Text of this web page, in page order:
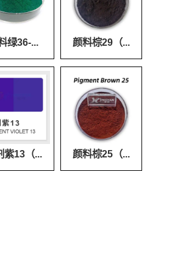
绿36-... 颜料棕29（...
紫13（... 颜料棕25（...